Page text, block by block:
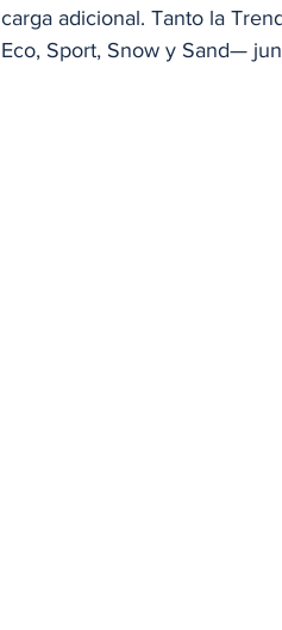
carga adicional. Tanto la
Eco, Sport, Snow y Sand—